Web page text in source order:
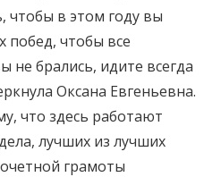
чтобы в этом году вы
побед, чтобы все
не брались, идите всегда
Оксана Евгеньевна.
что здесь работают
лучших из лучших
грамоты